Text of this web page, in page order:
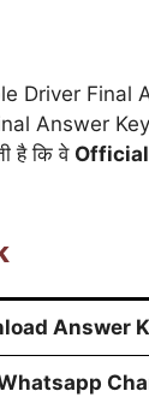
Driver Final
Answer Key
है कि वे
Answer